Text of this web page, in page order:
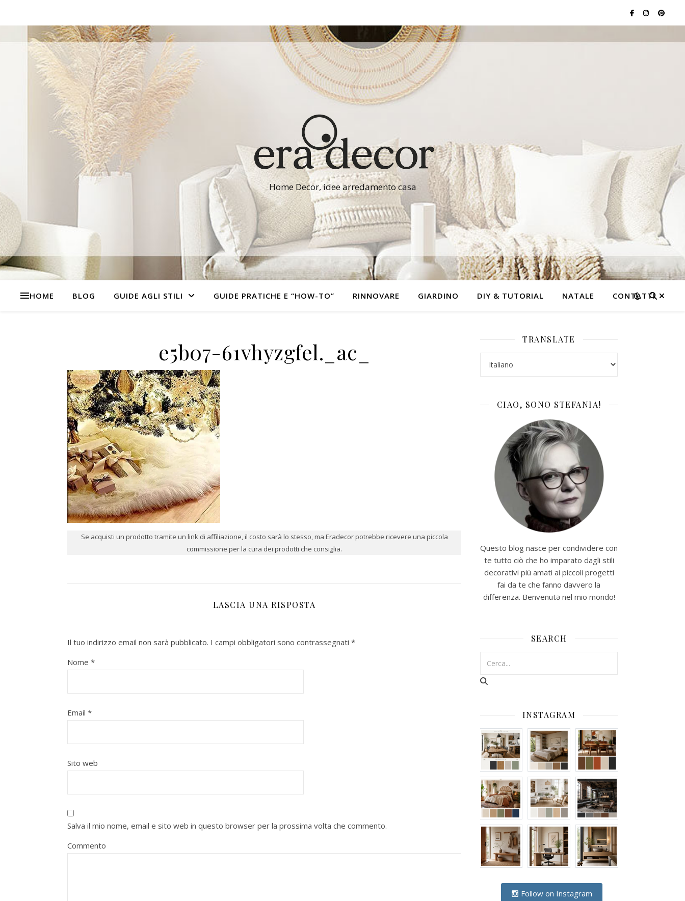
Home Decor, idee arredamento casa
HOME BLOG GUIDE AGLI STILI GUIDE PRATICHE E “HOW-TO” RINNOVARE GIARDINO DIY & TUTORIAL NATALE CONTATTI
e5b07-61vhyzgfel._ac_
Se acquisti un prodotto tramite un link di affiliazione, il costo sarà lo stesso, ma Eradecor potrebbe ricevere una piccola
commissione per la cura dei prodotti che consiglia.
LASCIA UNA RISPOSTA
Il tuo indirizzo email non sarà pubblicato. I campi obbligatori sono contrassegnati *
Nome *
Email *
Sito web
Salva il mio nome, email e sito web in questo browser per la prossima volta che commento.
Commento
TRANSLATE
CIAO, SONO STEFANIA!
Questo blog nasce per condividere con
te tutto ciò che ho imparato dagli stili
decorativi più amati ai piccoli progetti
fai da te che fanno davvero la
differenza. Benvenutə nel mio mondo!
SEARCH
INSTAGRAM
Follow on Instagram